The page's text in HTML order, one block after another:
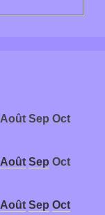
Août Sep Oct
Août Sep Oct
Août Sep Oct